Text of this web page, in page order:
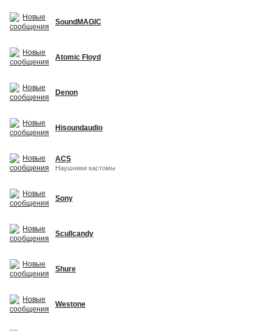
SoundMAGIC
Atomic Floyd
Denon
Hisoundaudio
ACS
Наушники кастомы
Sony
Scullcandy
Shure
Westone